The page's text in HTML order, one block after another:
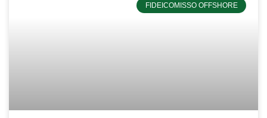
FIDEICOMISSO OFFSHORE